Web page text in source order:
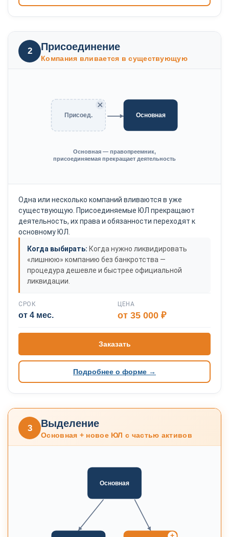
2 Присоединение
Компания вливается в существующую
Присоед. Основная
Основная — правопреемник,
присоединяемая прекращает деятельность
Одна или несколько компаний вливаются в уже
существующую. Присоединяемые ЮЛ прекращают
деятельность, их права и обязанности переходят к
основному ЮЛ.
Когда выбирать: Когда нужно ликвидировать
«лишнюю» компанию без банкротства —
процедура дешевле и быстрее официальной
ликвидации.
СРОК
от 4 мес.
ЦЕНА
от 35 000 ₽
Заказать
Подробнее о форме →
3 Выделение
Основная + новое ЮЛ с частью активов
Основная